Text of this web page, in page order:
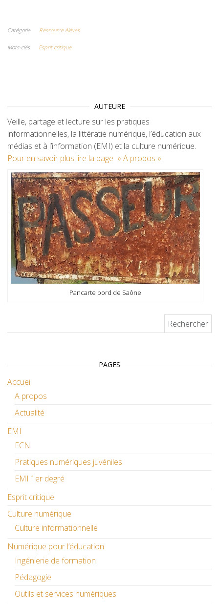
Catégorie Ressource élèves
Mots-clés Esprit critique
AUTEURE
Veille, partage et lecture sur les pratiques
informationnelles, la littératie numérique, l’éducation aux
médias et à l’information (EMI) et la culture numérique.
Pour en savoir plus lire la page » A propos ».
Pancarte bord de Saône
PAGES
Accueil
A propos
Actualité
EMI
ECN
Pratiques numériques juvéniles
EMI 1er degré
Esprit critique
Culture numérique
Culture informationnelle
Numérique pour l’éducation
Ingénierie de formation
Pédagogie
Outils et services numériques